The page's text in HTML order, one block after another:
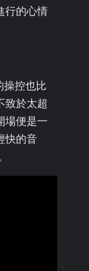
行的心情
控也比
致於太超
場便是一
快的音